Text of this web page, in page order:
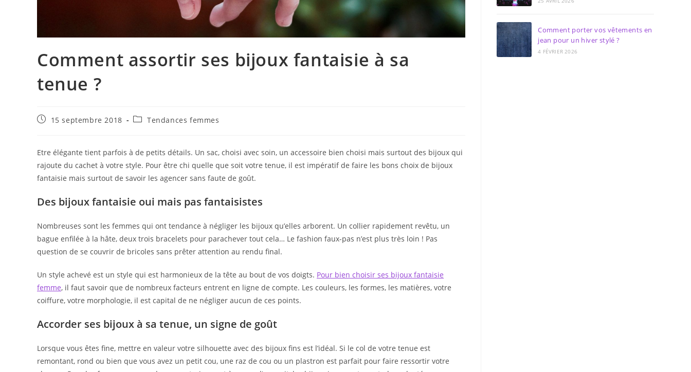
Comment assortir ses bijoux fantaisie à sa
tenue ?
Publication
15 septembre 2018
PostTendances femmes
Etre élégante tient parfois à de petits détails. Un sac, choisi avec soin, un accessoire bien choisi mais surtout des bijoux qui
rajoute du cachet à votre style. Pour être chi quelle que soit votre tenue, il est impératif de faire les bons choix de bijoux
fantaisie mais surtout de savoir les agencer sans faute de goût.
Des bijoux fantaisie oui mais pas fantaisistes
Nombreuses sont les femmes qui ont tendance à négliger les bijoux qu’elles arborent. Un collier rapidement revêtu, un
bague enfilée à la hâte, deux trois bracelets pour parachever tout cela… Le fashion faux-pas n’est plus très loin ! Pas
question de se couvrir de bricoles sans prêter attention au rendu final.
Un style achevé est un style qui est harmonieux de la tête au bout de vos doigts. Pour bien choisir ses bijoux fantaisie
femme, il faut savoir que de nombreux facteurs entrent en ligne de compte. Les couleurs, les formes, les matières, votre
coiffure, votre morphologie, il est capital de ne négliger aucun de ces points.
Accorder ses bijoux à sa tenue, un signe de goût
Lorsque vous êtes fine, mettre en valeur votre silhouette avec des bijoux fins est l’idéal. Si le col de votre tenue est
remontant, rond ou bien que vous avez un petit cou, une raz de cou ou un plastron est parfait pour faire ressortir votre
Comment porter vos vêtements en
jean pour un hiver stylé ?
4 FÉVRIER 2026